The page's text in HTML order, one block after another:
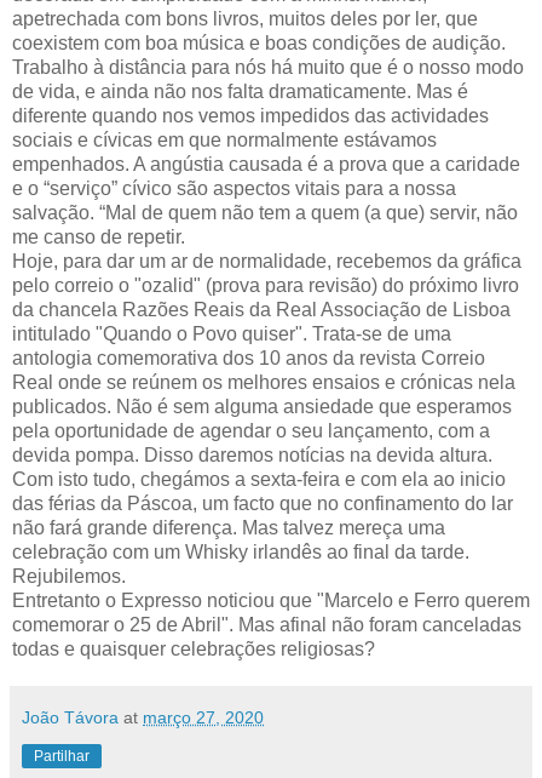
apetrechada com bons livros, muitos deles por ler, que
coexistem com boa música e boas condições de audição.
Trabalho à distância para nós há muito que é o nosso modo
de vida, e ainda não nos falta dramaticamente. Mas é
diferente quando nos vemos impedidos das actividades
sociais e cívicas em que normalmente estávamos
empenhados. A angústia causada é a prova que a caridade
e o “serviço” cívico são aspectos vitais para a nossa
salvação. “Mal de quem não tem a quem (a que) servir, não
me canso de repetir.
Hoje, para dar um ar de normalidade, recebemos da gráfica
pelo correio o "ozalid" (prova para revisão) do próximo livro
da chancela Razões Reais da Real Associação de Lisboa
intitulado "Quando o Povo quiser". Trata-se de uma
antologia comemorativa dos 10 anos da revista Correio
Real onde se reúnem os melhores ensaios e crónicas nela
publicados. Não é sem alguma ansiedade que esperamos
pela oportunidade de agendar o seu lançamento, com a
devida pompa. Disso daremos notícias na devida altura.
Com isto tudo, chegámos a sexta-feira e com ela ao inicio
das férias da Páscoa, um facto que no confinamento do lar
não fará grande diferença. Mas talvez mereça uma
celebração com um Whisky irlandês ao final da tarde.
Rejubilemos.
Entretanto o Expresso noticiou que "Marcelo e Ferro querem
comemorar o 25 de Abril". Mas afinal não foram canceladas
todas e quaisquer celebrações religiosas?
João Távora at março 27, 2020
Partilhar